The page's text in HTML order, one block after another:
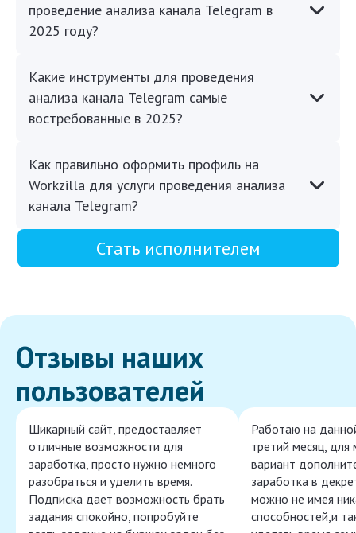
проведение анализа канала Telegram в
2025 году?
Какие инструменты для проведения
анализа канала Telegram самые
востребованные в 2025?
Как правильно оформить профиль на
Workzilla для услуги проведения анализа
канала Telegram?
Стать исполнителем
Отзывы наших
пользователей
Шикарный сайт, предоставляет
отличные возможности для
заработка, просто нужно немного
разобраться и уделить время.
Подписка дает возможность брать
задания спокойно, попробуйте
Работаю на
третий месяц, для
вариант
заработка в
можно не имея
способностей,и